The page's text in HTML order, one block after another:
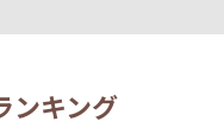
ンキング